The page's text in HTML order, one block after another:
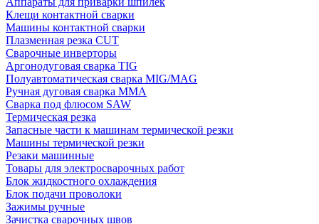
Клещи контактной сварки
Машины контактной сварки
Плазменная резка CUT
Сварочные инверторы
Аргонодуговая сварка TIG
Полуавтоматическая сварка MIG/MAG
Ручная дуговая сварка MMA
Сварка под флюсом SAW
Термическая резка
Запасные части к машинам термической резки
Машины термической резки
Резаки машинные
Товары для электросварочных работ
Блок жидкостного охлаждения
Блок подачи проволоки
Зажимы ручные
Зачистка сварочных швов